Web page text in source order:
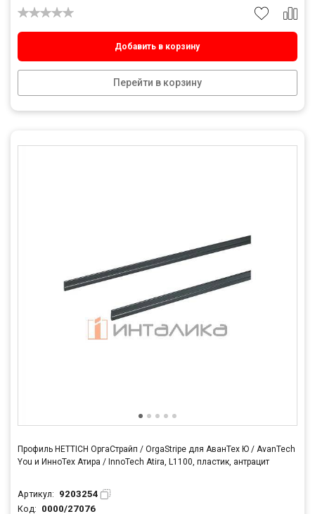
Добавить в корзину
Перейти в корзину
Профиль HETTICH ОргаСтрайп / OrgaStripe для АванТех Ю / AvanTech
You и ИнноТех Атира / InnoTech Atira, L1100, пластик, антрацит
Артикул: 9203254
Код: 0000/27076